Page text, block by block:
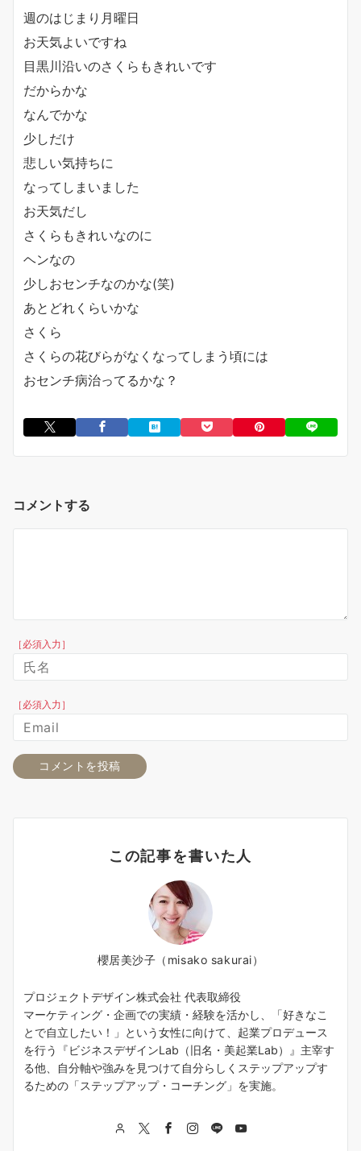
週のはじまり月曜日
お天気よいですね
目黒川沿いのさくらもきれいです
だからかな
なんでかな
少しだけ
悲しい気持ちに
なってしまいました
お天気だし
さくらもきれいなのに
ヘンなの
少しおセンチなのかな(笑)
あとどれくらいかな
さくら
さくらの花びらがなくなってしまう頃には
おセンチ病治ってるかな？
コメントする
［必須入力］
［必須入力］
この記事を書いた人
櫻居美沙子（misako sakurai）
プロジェクトデザイン株式会社 代表取締役
マーケティング・企画での実績・経験を活かし、「好きなこ
とで自立したい！」という女性に向けて、起業プロデュース
を行う『ビジネスデザインLab（旧名・美起業Lab）』主宰す
る他、自分軸や強みを見つけて自分らしくステップアップす
るための「ステップアップ・コーチング」を実施。